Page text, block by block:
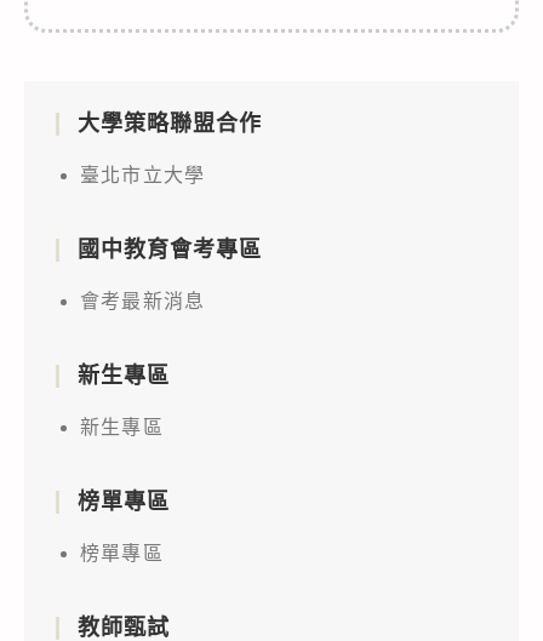
大學策略聯盟合作
臺北市立大學
國中教育會考專區
會考最新消息
新生專區
新生專區
榜單專區
榜單專區
教師甄試